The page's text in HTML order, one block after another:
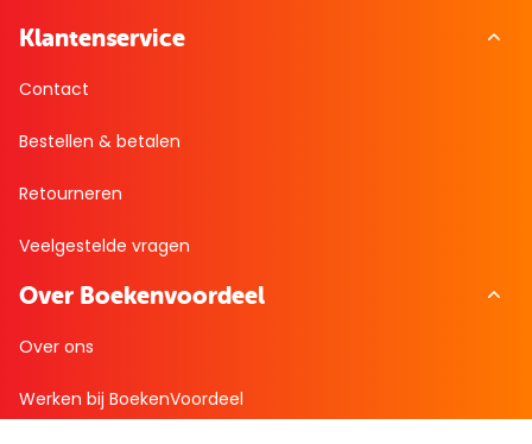
Klantenservice
Contact
Bestellen & betalen
Retourneren
Veelgestelde vragen
Over Boekenvoordeel
Over ons
Werken bij BoekenVoordeel